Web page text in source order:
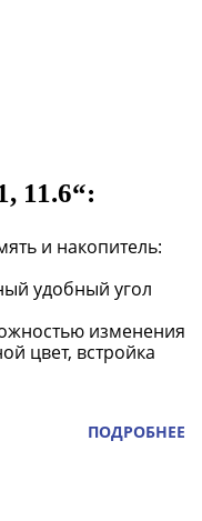
11.6“:
и накопитель:
удобный угол
изменения
цвет, встройка
ПОДРОБНЕЕ